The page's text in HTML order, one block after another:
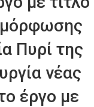
Πυρί της
νέας
έργο με